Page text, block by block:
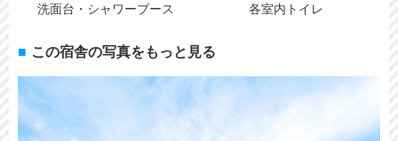
洗面台・シャワーブース 各室内トイレ
この宿舎の写真をもっと見る